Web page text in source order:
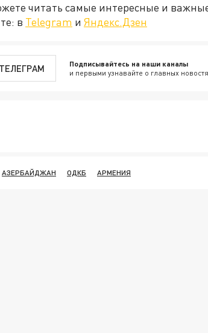
читать самые интересные и
в Telegram и Яндекс.Дзен
ТЕЛЕГРАМ Подписывайтесь на наши каналы
и первыми узнавайте о главных
АЗЕРБАЙДЖАН ОДКБ АРМЕНИЯ